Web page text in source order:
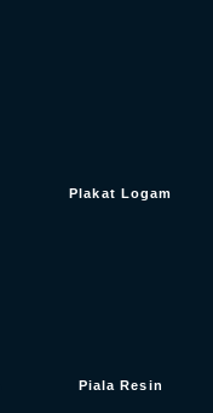
Plakat Logam
Piala Resin